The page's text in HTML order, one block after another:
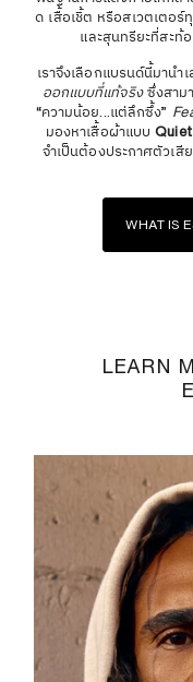
ด เสื้อเชิ้ต หรือสเวตเตอร์
และสุนทรียะที่สะท้
เราจึงเลือกแบรนด์นี้มานำ
ออกแบบที่แท้จริงซึ่งสาม
“ความน้อย...แต่ลึกซึ้ง”
มองหาเสื้อผ้าแบบ
จำเป็นต้องประกาศตัวเสี
WHAT IS
LEARN